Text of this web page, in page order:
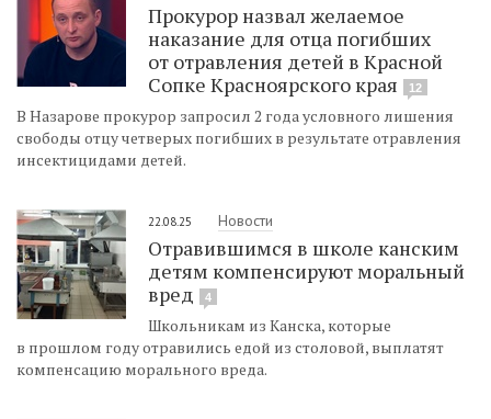
Прокурор назвал желаемое
наказание для отца погибших
от отравления детей в Красной
Сопке Красноярского края
12
В Назарове прокурор запросил 2 года условного лишения
свободы отцу четверых погибших в результате отравления
инсектицидами детей.
22.08.25 Новости
Отравившимся в школе канским
детям компенсируют моральный
вред
4
Школьникам из Канска, которые
в прошлом году отравились едой из столовой, выплатят
компенсацию морального вреда.